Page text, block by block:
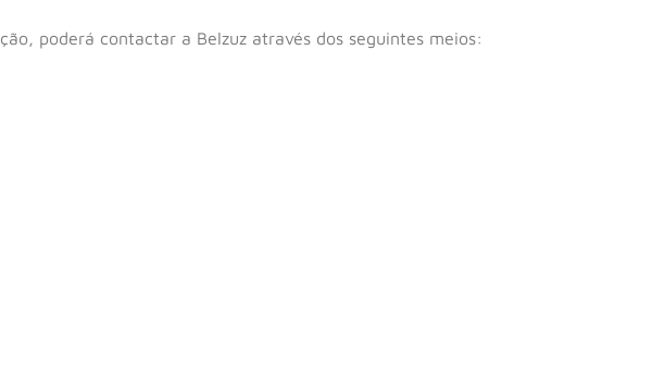
poderá contactar a Belzuz através dos seguintes meios: